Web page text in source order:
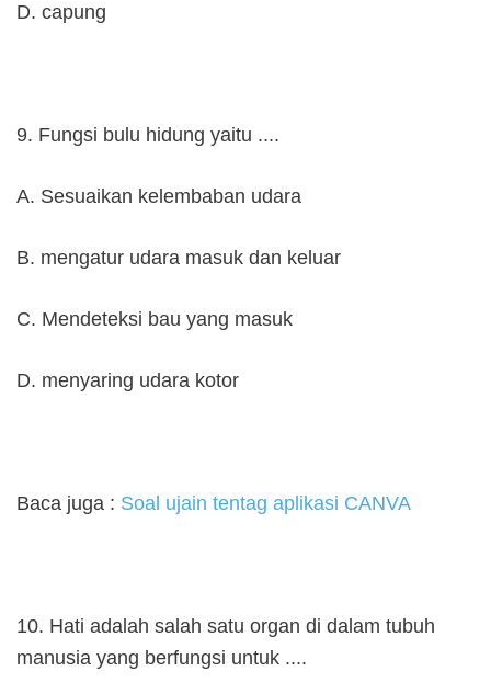
D. capung
9. Fungsi bulu hidung yaitu ....
A. Sesuaikan kelembaban udara
B. mengatur udara masuk dan keluar
C. Mendeteksi bau yang masuk
D. menyaring udara kotor
Baca juga : Soal ujain tentag aplikasi CANVA
10. Hati adalah salah satu organ di dalam tubuh
manusia yang berfungsi untuk ....